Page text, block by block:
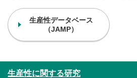
生産性データベース
（JAMP）
生産性に関する研究